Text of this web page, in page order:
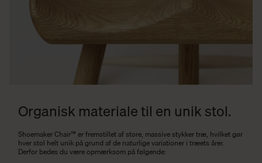
Organisk materiale til en unik stol.
Shoemaker Chair™ er fremstillet af store, massive stykker træ, hvilket gør
hver stol helt unik på grund af de naturlige variationer i træets årer.
Derfor bedes du være opmærksom på følgende: